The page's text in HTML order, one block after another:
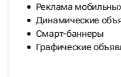
Реклама
Динамические
Смарт-баннеры
Графические